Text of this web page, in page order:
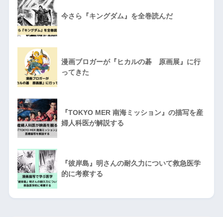
今さら『キングダム』を全巻読んだ
漫画ブロガーが『ヒカルの碁 原画展』に行
ってきた
『TOKYO MER 南海ミッション』の描写を産
婦人科医が解説する
『彼岸島』明さんの耐久力について救急医学
的に考察する